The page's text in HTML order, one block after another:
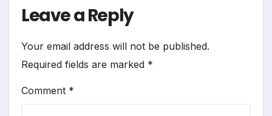
Leave a Reply
Your email address will not be published.
Required fields are marked *
Comment *